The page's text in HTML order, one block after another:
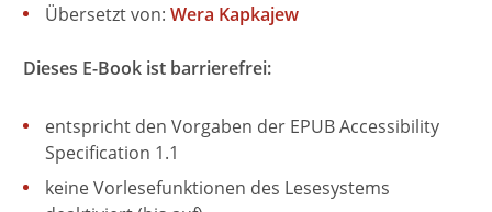
Übersetzt von: Wera Kapkajew
Dieses E-Book ist barrierefrei:
entspricht den Vorgaben der EPUB Accessibility
Specification 1.1
keine Vorlesefunktionen des Lesesystems